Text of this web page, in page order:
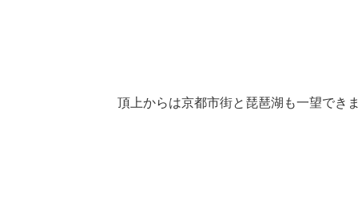
頂上からは京都市街と琵琶湖も一望でき